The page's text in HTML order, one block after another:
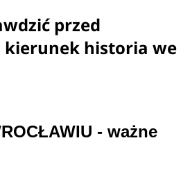
przed
historia we
- ważne